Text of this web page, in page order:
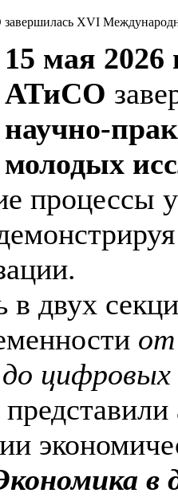
XVI
15 мая 2026
АТиСО
научно-
молодых
процессы
в двух
от
в